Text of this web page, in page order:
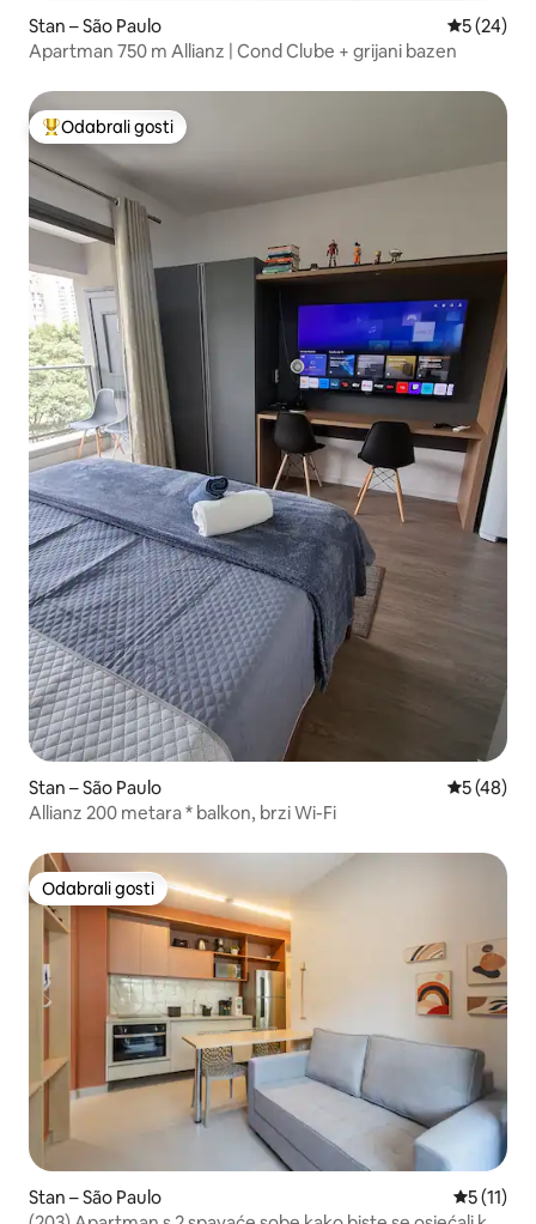
Stan – São Paulo Prosječna
5 (24)
Apartman 750 m Allianz | Cond Clube + grijani bazen
Među najviše rangiranima s oznakom „Odabrali gosti”
Odabrali gosti
Stan – São Paulo Prosječna
5 (48)
Allianz 200 metara * balkon, brzi Wi-Fi
Odabrali gosti
Odabrali gosti
Stan – São Paulo
5 (11)